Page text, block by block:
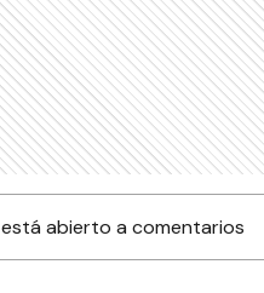
abierto a comentarios